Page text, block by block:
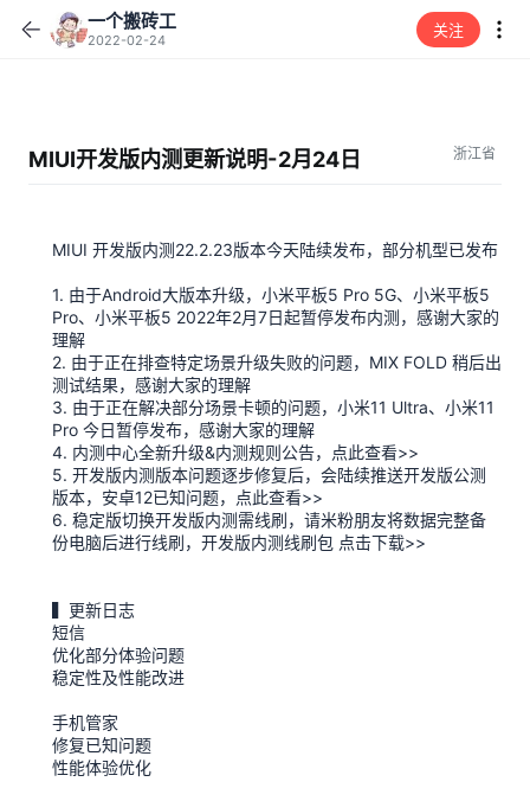
一个搬砖工
2022-02-24
关注
MIUI开发版内测更新说明-2月24日 浙江省
MIUI 开发版内测22.2.23版本今天陆续发布，部分机型已发布
1. 由于Android大版本升级，小米平板5 Pro 5G、小米平板5
Pro、小米平板5 2022年2月7日起暂停发布内测，感谢大家的
理解
2. 由于正在排查特定场景升级失败的问题，MIX FOLD 稍后出
测试结果，感谢大家的理解
3. 由于正在解决部分场景卡顿的问题，小米11 Ultra、小米11
Pro 今日暂停发布，感谢大家的理解
4. 内测中心全新升级&内测规则公告，点此查看>>
5. 开发版内测版本问题逐步修复后，会陆续推送开发版公测
版本，安卓12已知问题，点此查看>>
6. 稳定版切换开发版内测需线刷，请米粉朋友将数据完整备
份电脑后进行线刷，开发版内测线刷包 点击下载>>
▍更新日志
短信
优化部分体验问题
稳定性及性能改进
手机管家
修复已知问题
性能体验优化